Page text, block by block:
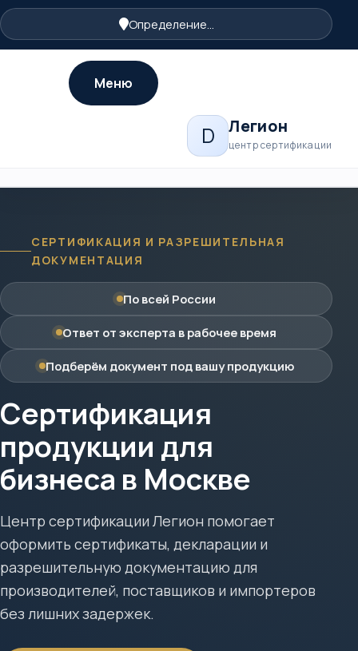
Определение...
D Легион
центр сертификации
Меню
СЕРТИФИКАЦИЯ И РАЗРЕШИТЕЛЬНАЯ
ДОКУМЕНТАЦИЯ
По всей России
Ответ от эксперта в рабочее время
Подберём документ под вашу продукцию
Сертификация
продукции для
бизнеса в Москве
Центр сертификации Легион помогает
оформить сертификаты, декларации и
разрешительную документацию для
производителей, поставщиков и импортеров
без лишних задержек.